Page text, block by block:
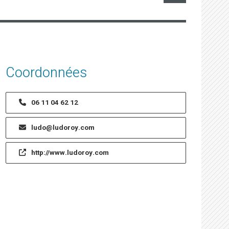
Coordonnées
06 11 04 62 12
ludo@ludoroy.com
http://www.ludoroy.com